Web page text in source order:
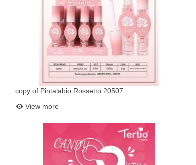
Add to basket
copy of Pintalabio Rossetto 20507
View more